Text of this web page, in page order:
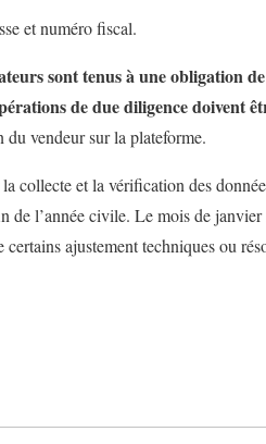
et numéro fiscal.
sont tenus à une obligation
de due diligence doivent
vendeur sur la plateforme.
collecte et la vérification des
l’année civile. Le mois de
ajustement techniques ou